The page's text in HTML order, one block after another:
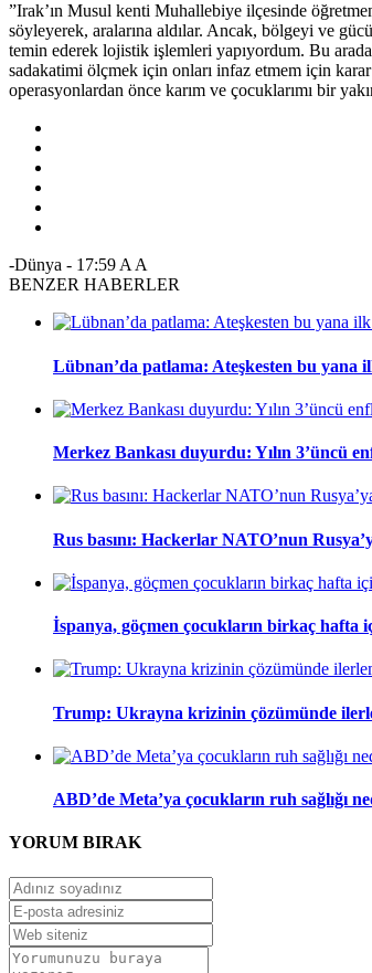
”Irak’ın Musul kenti Muhallebiye ilçesinde
söyleyerek, aralarına aldılar. Ancak, bölgeyi ve
temin ederek lojistik işlemleri yapıyordum. Bu
sadakatimi ölçmek için onları infaz etmem için
operasyonlardan önce karım ve çocuklarımı bir
-Dünya - 17:59 A A
BENZER HABERLER
Lübnan’da patlama: Ateşkesten bu yana
Merkez Bankası duyurdu: Yılın 3’üncü
Rus basını: Hackerlar NATO’nun
İspanya, göçmen çocukların birkaç
Trump: Ukrayna krizinin çözümünde
ABD’de Meta’ya çocukların ruh sağlığı
YORUM BIRAK